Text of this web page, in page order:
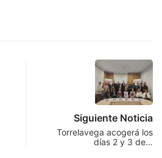
Siguiente Noticia
Torrelavega acogerá los
días 2 y 3 de…